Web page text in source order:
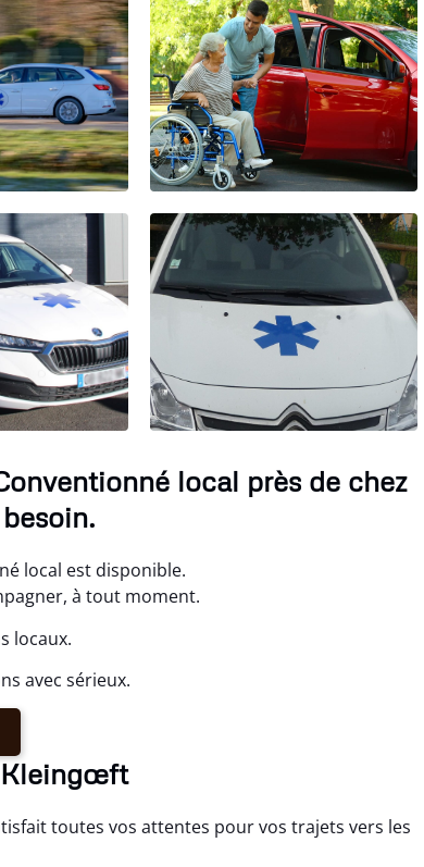
local près de chez
local est disponible.
à tout moment.
locaux.
avec sérieux.
Kleingœft
toutes vos attentes pour vos trajets vers les